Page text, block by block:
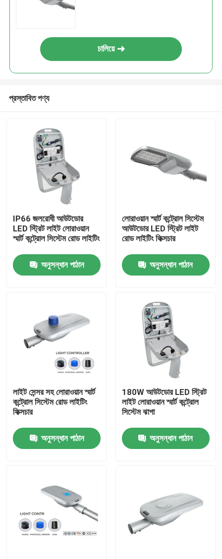
বাড়ি
ভিডিও
আমাদের সম্পর্কে
কারখানা ভ্রমণ
মান নিয়ন্ত্রণ
LED স্পোর্ট কোর্ট লাইট
LED স্টেডিয়াম আলো
চালিয়ে
প্রস্তাবিত পণ্য
IP66 জলরোধী আউটডোর
LED স্ট্রিট লাইট লোরাওয়ান
স্মার্ট কন্ট্রোল সিস্টেম রোড লাইটিং
অনুসন্ধান পাঠান
লোরাওয়ান স্মার্ট কন্ট্রোল সিস্টেম
আউটডোর LED স্ট্রিট লাইট
রোড লাইটিং ফিক্সচার
অনুসন্ধান পাঠান
লাইট সেন্সর সহ লোরাওয়ান স্মার্ট
কন্ট্রোল সিস্টেম রোড লাইটিং
ফিক্সচার
অনুসন্ধান পাঠান
180W আউটডোর LED স্ট্রিট
লাইট লোরাওয়ান স্মার্ট কন্ট্রোল
সিস্টেম ঝাগা
অনুসন্ধান পাঠান